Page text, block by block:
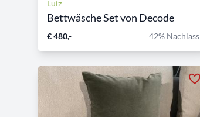
Luiz
Bettwäsche Set von Decode
€ 480,- 42% Nachlass